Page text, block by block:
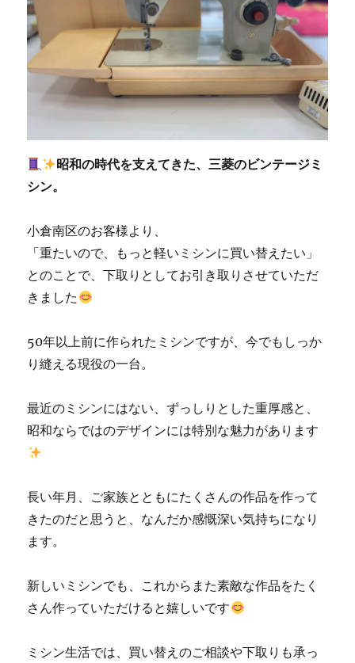
昭和の時代を支えてきた、三菱のビンテージミ
シン。
小倉南区のお客様より、
「重たいので、もっと軽いミシンに買い替えたい」
とのことで、下取りとしてお引き取りさせていただ
きました
50年以上前に作られたミシンですが、今でもしっか
り縫える現役の一台。
最近のミシンにはない、ずっしりとした重厚感と、
昭和ならではのデザインには特別な魅力があります
長い年月、ご家族とともにたくさんの作品を作って
きたのだと思うと、なんだか感慨深い気持ちになり
ます。
新しいミシンでも、これからまた素敵な作品をたく
さん作っていただけると嬉しいです
ミシン生活では、買い替えのご相談や下取りも承っ